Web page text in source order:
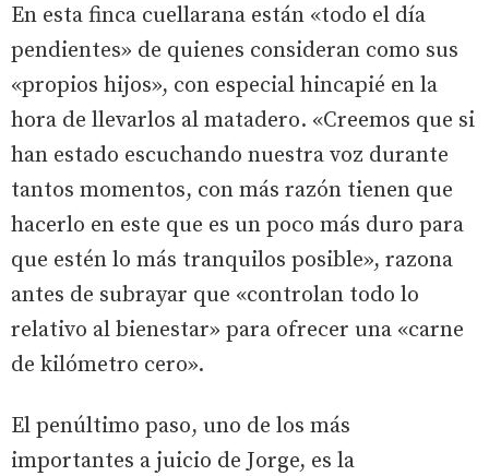
En esta finca cuellarana están «todo el día
pendientes» de quienes consideran como sus
«propios hijos», con especial hincapié en la
hora de llevarlos al matadero. «Creemos que si
han estado escuchando nuestra voz durante
tantos momentos, con más razón tienen que
hacerlo en este que es un poco más duro para
que estén lo más tranquilos posible», razona
antes de subrayar que «controlan todo lo
relativo al bienestar» para ofrecer una «carne
de kilómetro cero».
El penúltimo paso, uno de los más
importantes a juicio de Jorge, es la